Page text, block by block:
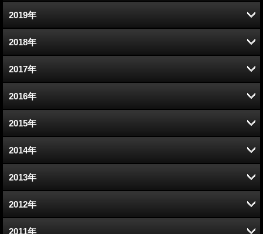
2月 (12)
1月 (12)
7月 (14)
6月 (12)
5月 (11)
4月 (13)
3月 (12)
2月 (11)
1月 (12)
8月 (15)
7月 (12)
6月 (12)
5月 (2)
4月 (11)
3月 (13)
2月 (13)
1月 (13)
9月 (14)
8月 (13)
7月 (13)
6月 (13)
5月 (12)
4月 (12)
3月 (13)
2月 (10)
1月 (12)
10月 (13)
9月 (13)
8月 (11)
7月 (13)
6月 (13)
5月 (13)
4月 (12)
3月 (14)
2月 (12)
11月 (12)
10月 (13)
9月 (12)
8月 (12)
7月 (14)
6月 (13)
5月 (13)
4月 (12)
3月 (12)
12月 (13)
11月 (10)
10月 (13)
9月 (13)
8月 (10)
7月 (13)
6月 (13)
5月 (12)
4月 (13)
2019年
12月 (12)
11月 (13)
10月 (14)
9月 (17)
8月 (12)
7月 (13)
6月 (13)
5月 (11)
2018年
12月 (13)
11月 (12)
10月 (13)
9月 (13)
8月 (13)
7月 (13)
6月 (13)
2017年
12月 (11)
11月 (12)
10月 (13)
9月 (14)
8月 (13)
7月 (12)
2016年
12月 (8)
11月 (9)
10月 (9)
9月 (8)
8月 (13)
2015年
12月 (9)
11月 (8)
10月 (10)
9月 (12)
2014年
12月 (11)
11月 (13)
10月 (13)
2013年
12月 (13)
11月 (13)
2012年
12月 (13)
2011年